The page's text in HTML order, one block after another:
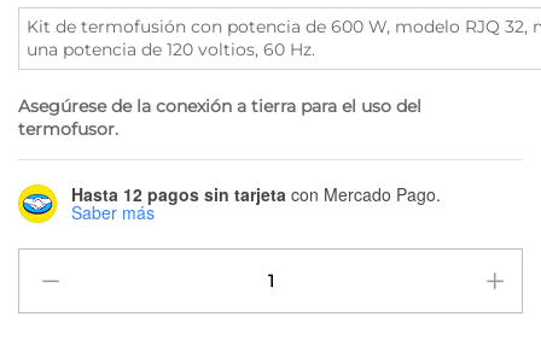
Kit de termofusión con potencia de 600 W, modelo RJQ 32,
una potencia de 120 voltios, 60 Hz.
Asegúrese de la conexión a tierra para el uso del
termofusor.
Hasta 12 pagos sin tarjeta con Mercado Pago.
Saber más
termofusión